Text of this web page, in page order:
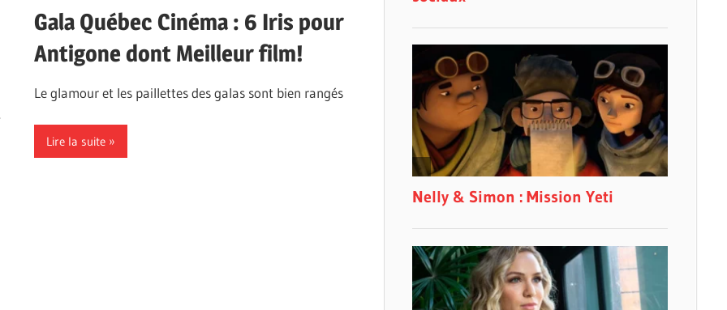
Gala Québec Cinéma : 6 Iris pour
Antigone dont Meilleur film!
Le glamour et les paillettes des galas sont bien rangés
Lire la suite